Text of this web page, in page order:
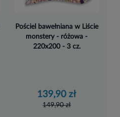
Pościel bawełniana w Liście
monstery - różowa -
220x200 - 3 cz.
139,90 zł
149,90 zł